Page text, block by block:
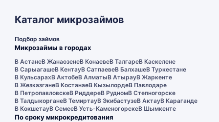
Каталог микрозаймов
Подбор займов
Микрозаймы в городах
В АстанеВ ЖанаозенеВ КонаевеВ ТалгареВ Каскелене
В СарыагашеВ КентауВ СатпаевеВ БалхашеВ Туркестане
В КульсарахВ АктобеВ АлматыВ АтырауВ Жаркенте
В ЖезказганеВ КостанаеВ КызылордеВ Павлодаре
В ПетропавловскеВ РиддереВ РудномВ Степногорске
В ТалдыкорганеВ ТемиртауВ ЭкибастузеВ АктауВ Караганде
В КокшетауВ СемееВ Усть-КаменогорскеВ Шымкенте
По сроку микрокредитования